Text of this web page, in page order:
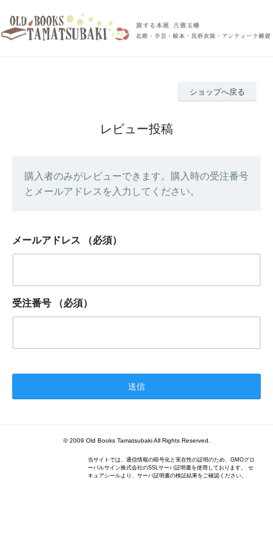
ショップへ戻る
レビュー投稿
購入者のみがレビューできます。購入時の受注番号
とメールアドレスを入力してください。
メールアドレス （必須）
受注番号 （必須）
© 2009 Old Books Tamatsubaki All Rights Reserved.
当サイトでは、通信情報の暗号化と実在性の証明のため、GMOグロ
ーバルサイン株式会社のSSLサーバ証明書を使用しております。 セ
キュアシールより、サーバ証明書の検証結果をご確認ください。